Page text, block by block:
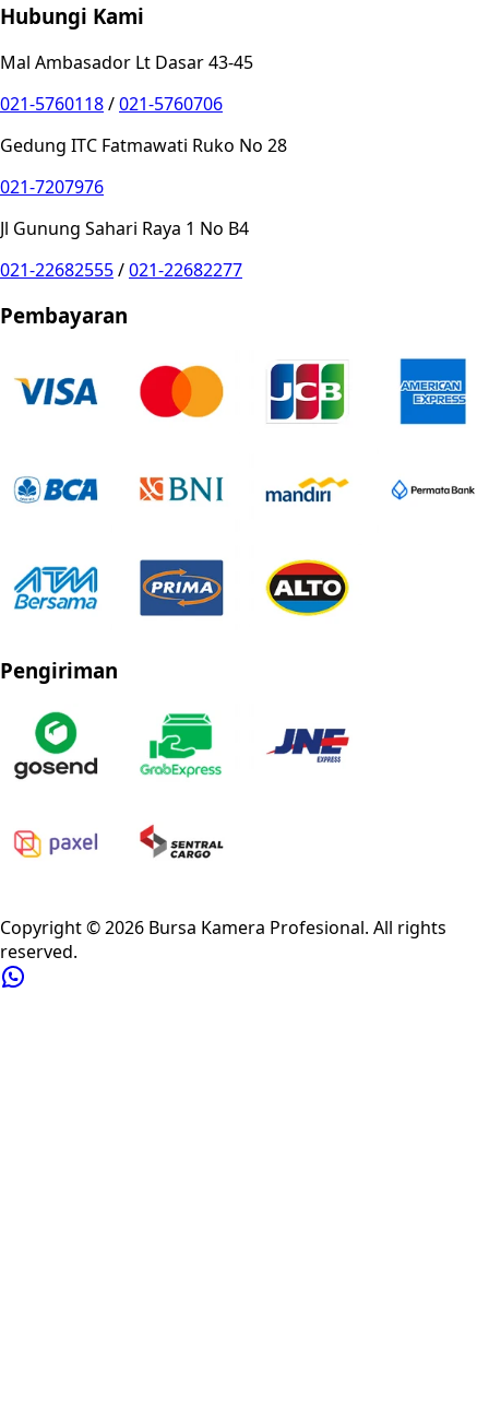
Hubungi Kami
Mal Ambasador Lt Dasar 43-45
021-5760118/021-5760706
Gedung ITC Fatmawati Ruko No 28
021-7207976
Jl Gunung Sahari Raya 1 No B4
021-22682555/021-22682277
Pembayaran
Pengiriman
Copyright ©2026 Bursa Kamera Profesional. All rights
reserved.